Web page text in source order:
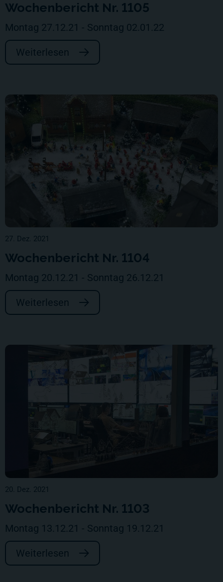
Wochenbericht Nr. 1105
Montag 27.12.21 - Sonntag 02.01.22
Weiterlesen
27. Dez. 2021
Wochenbericht Nr. 1104
Montag 20.12.21 - Sonntag 26.12.21
Weiterlesen
20. Dez. 2021
Wochenbericht Nr. 1103
Montag 13.12.21 - Sonntag 19.12.21
Weiterlesen